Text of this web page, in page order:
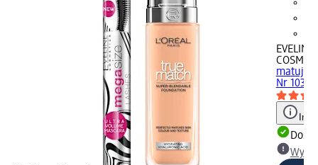
EVELINE
Nr 103,